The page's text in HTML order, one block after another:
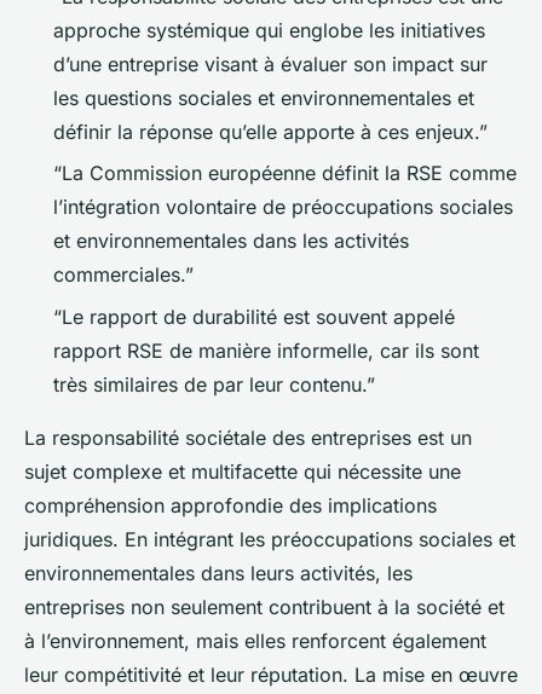
approche systémique qui englobe les initiatives
d’une entreprise visant à évaluer son impact sur
les questions sociales et environnementales et
définir la réponse qu’elle apporte à ces enjeux.”
“La Commission européenne définit la RSE comme
l’intégration volontaire de préoccupations sociales
et environnementales dans les activités
commerciales.”
“Le rapport de durabilité est souvent appelé
rapport RSE de manière informelle, car ils sont
très similaires de par leur contenu.”
La responsabilité sociétale des entreprises est un
sujet complexe et multifacette qui nécessite une
compréhension approfondie des implications
juridiques. En intégrant les préoccupations sociales et
environnementales dans leurs activités, les
entreprises non seulement contribuent à la société et
à l’environnement, mais elles renforcent également
leur compétitivité et leur réputation. La mise en œuvre